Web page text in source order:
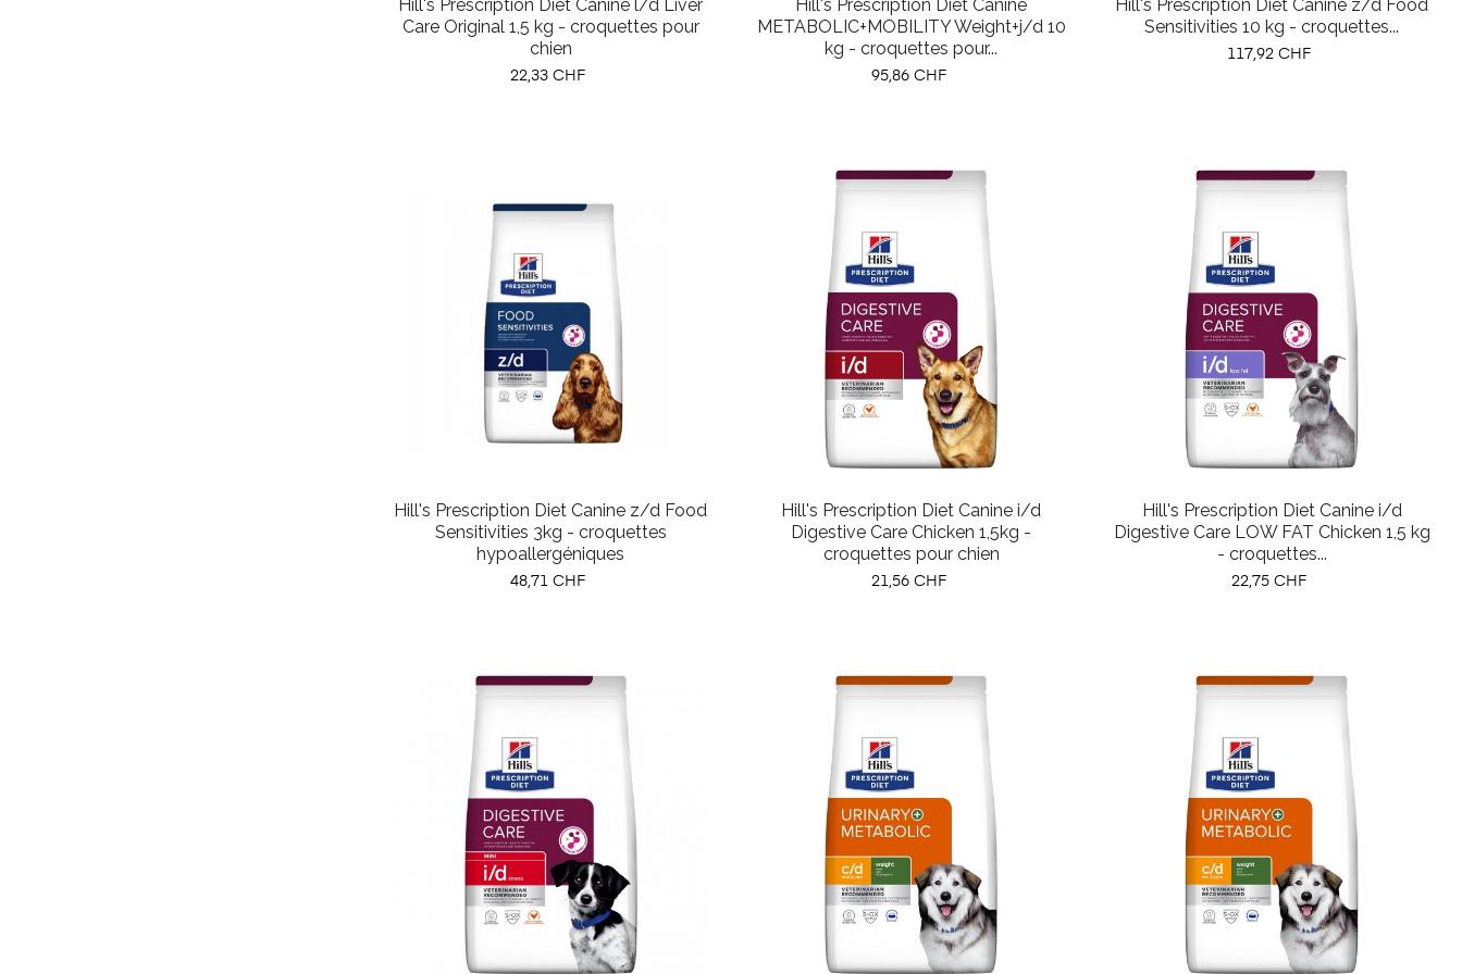
Hill's Prescription Diet Canine l/d Liver
Care Original 1,5 kg - croquettes pour
chien
Prix
22,33 CHF
Hill's Prescription Diet Canine
METABOLIC+MOBILITY Weight+j/d 10
kg - croquettes pour...
Prix
95,86 CHF
Hill's Prescription Diet Canine z/d Food
Sensitivities 10 kg - croquettes...
Prix
117,92 CHF
Hill's Prescription Diet Canine z/d Food
Sensitivities 3kg - croquettes
hypoallergéniques
Prix
48,71 CHF
Hill's Prescription Diet Canine i/d
Digestive Care Chicken 1,5kg -
croquettes pour chien
Prix
21,56 CHF
Hill's Prescription Diet Canine i/d
Digestive Care LOW FAT Chicken 1,5 kg
- croquettes...
Prix
22,75 CHF